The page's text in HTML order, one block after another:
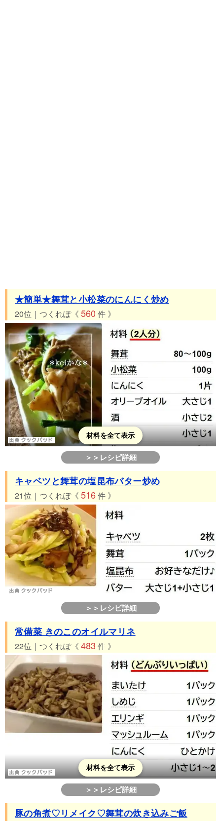
★簡単★舞茸と小松菜のにんにく炒め
20位｜つくれぽ《 560 件 》
材料を全て表示
＞＞レシピ詳細
キャベツと舞茸の塩昆布バター炒め
21位｜つくれぽ《 516件 》
＞＞レシピ詳細
常備菜 きのこのオイルマリネ
22位｜つくれぽ《 483 件 》
材料を全て表示
＞＞レシピ詳細
豚の角煮♡リメイク♡舞茸の炊き込みご飯